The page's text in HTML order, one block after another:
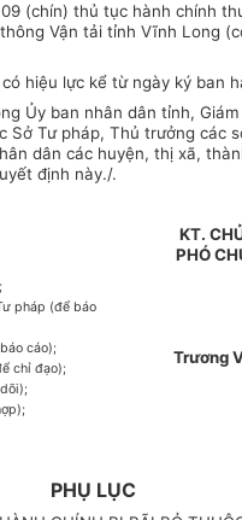
(chín) thủ tục hành chính
Vận tải tỉnh Vĩnh Long
hiệu lực kể từ ngày ký ban
Ủy ban nhân dân tỉnh,
Sở Tư pháp, Thủ trưởng các
dân các huyện, thị xã,
định này./.
pháp (để báo
cáo);
chỉ đạo);
KT.
PHÓ
Trương
PHỤ LỤC